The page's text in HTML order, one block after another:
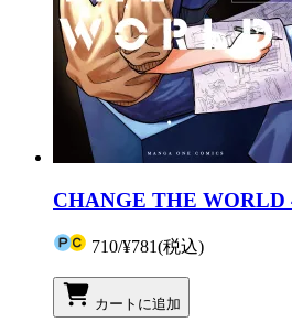
CHANGE THE WORLD
710/¥781(税込)
カートに追加